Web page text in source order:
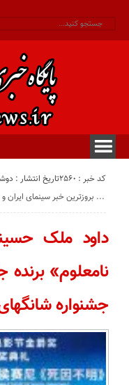
کد خبر : 2560
تاریخ انتشار : دوشنبه 29 خرداد
بروزترین خبر سینمای ایران و جهان ...
داود ملک
نامعلوم» برنده
جشنواره